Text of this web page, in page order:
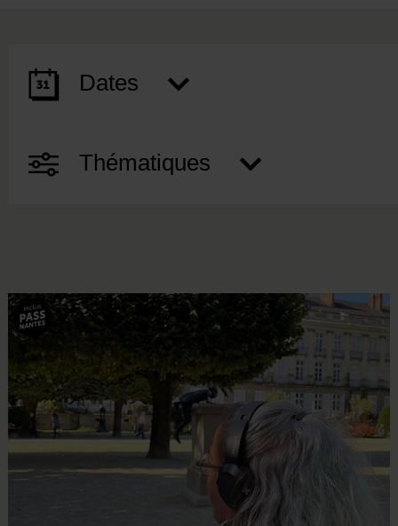
Dates
Thématiques